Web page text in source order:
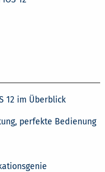
12 im Überblick
perfekte Bedienung